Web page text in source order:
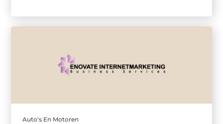
Auto's En Motoren